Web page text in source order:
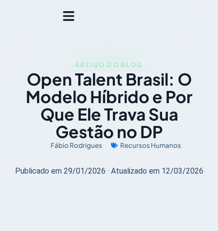
ARTIGO DO BLOG
Open Talent Brasil: O
Modelo Híbrido e Por
Que Ele Trava Sua
Gestão no DP
Fábio Rodrigues Recursos Humanos
Publicado em 29/01/2026 · Atualizado em 12/03/2026